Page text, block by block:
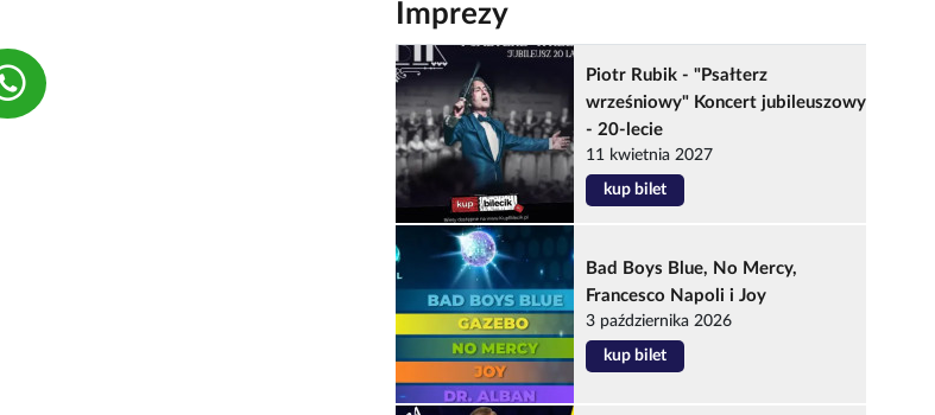
Imprezy
Piotr Rubik - "Psałterz
wrześniowy" Koncert jubileuszowy
- 20-lecie
11 kwietnia 2027
kup bilet
Bad Boys Blue, No Mercy,
Francesco Napoli i Joy
3 października 2026
kup bilet